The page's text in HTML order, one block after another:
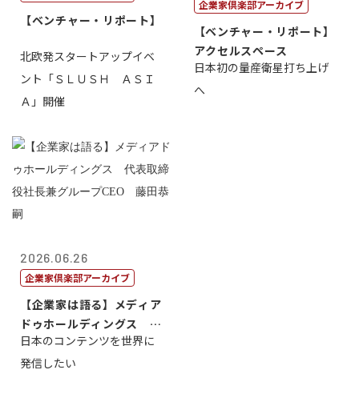
【ベンチャー・リポート】
北欧発スタートアップイベ
ント「ＳＬＵＳＨ ＡＳＩ
Ａ」開催
企業家倶楽部アーカイブ
【ベンチャー・リポート】
アクセルスペース
日本初の量産衛星打ち上げ
へ
2026.06.26
企業家倶楽部アーカイブ
【企業家は語る】メディア
ドゥホールディングス 代
表取締役社長...
日本のコンテンツを世界に
発信したい